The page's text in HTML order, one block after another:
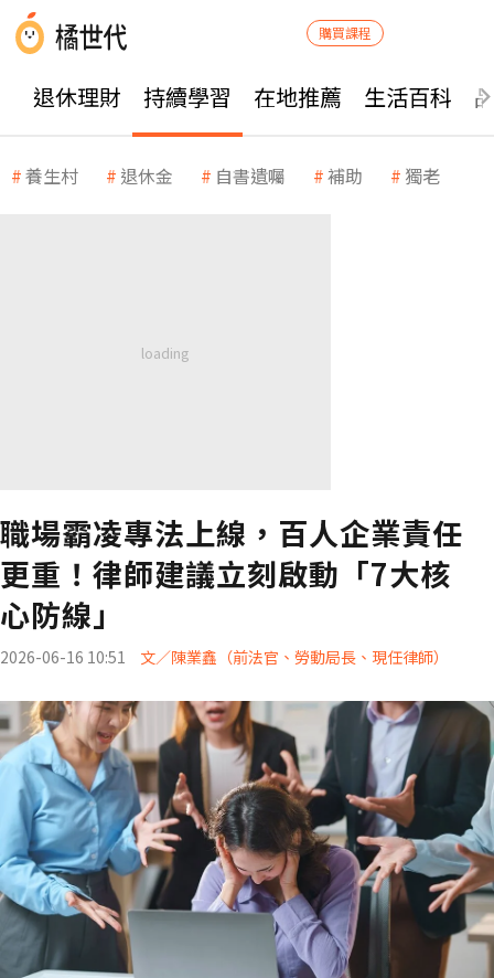
購買課程
退休理財 持續學習 在地推薦 生活百科
養生村 退休金 自書遺囑 補助 獨老
職場霸凌專法上線，百人企業責任
更重！律師建議立刻啟動「7大核
心防線」
2026-06-16 10:51 文／陳業鑫（前法官、勞動局長、現任律師）